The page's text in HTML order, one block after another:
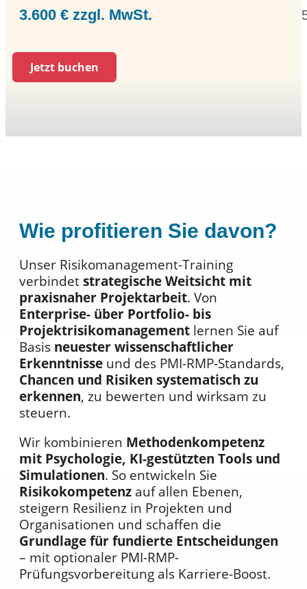
3.600 € zzgl. MwSt.
Jetzt buchen
Wie profitieren Sie davon?
Unser Risikomanagement-Training
verbindetstrategische Weitsicht mit
praxisnaher Projektarbeit. Von
Enterprise- über Portfolio- bis
Projektrisikomanagement lernen Sie auf
Basis neuester wissenschaftlicher
Erkenntnisse und des PMI-RMP-Standards,
Chancen und Risiken systematisch zu
erkennen, zu bewerten und wirksam zu
steuern.
Wir kombinieren Methodenkompetenz
mit Psychologie, KI-gestützten Tools und
Simulationen. So entwickeln Sie
Risikokompetenz auf allen Ebenen,
steigern Resilienz in Projekten und
Organisationen und schaffen die
Grundlage für fundierte Entscheidungen
– mit optionaler PMI-RMP-
Prüfungsvorbereitung als Karriere-Boost.